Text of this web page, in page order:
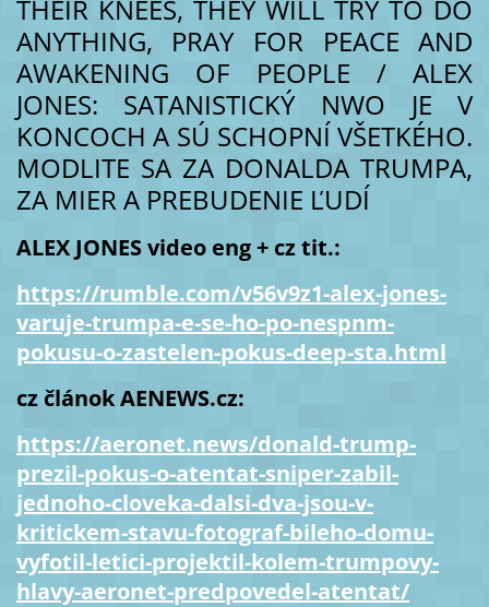
THEIR KNEES, THEY WILL TRY TO DO
ANYTHING, PRAY FOR PEACE AND
AWAKENING OF PEOPLE / ALEX
JONES: SATANISTICKÝ NWO JE V
KONCOCH A SÚ SCHOPNÍ VŠETKÉHO.
MODLITE SA ZA DONALDA TRUMPA,
ZA MIER A PREBUDENIE ĽUDÍ
ALEX JONES video eng + cz tit.:
https://rumble.com/v56v9z1-alex-jones-
varuje-trumpa-e-se-ho-po-nespnm-
pokusu-o-zastelen-pokus-deep-sta.html
cz článok AENEWS.cz:
https://aeronet.news/donald-trump-
prezil-pokus-o-atentat-sniper-zabil-
jednoho-cloveka-dalsi-dva-jsou-v-
kritickem-stavu-fotograf-bileho-domu-
vyfotil-letici-projektil-kolem-trumpovy-
hlavy-aeronet-predpovedel-atentat/